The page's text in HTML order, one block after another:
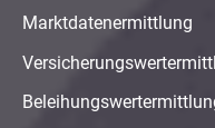
Marktdatenermittlung